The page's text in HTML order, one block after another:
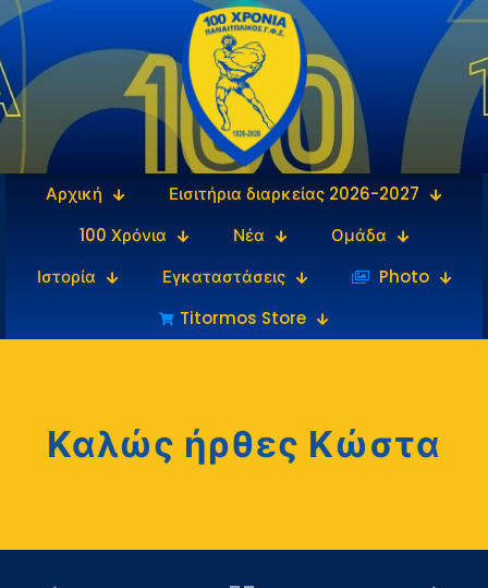
Αρχική
Εισιτήρια διαρκείας 2026-2027
100 Χρόνια
Νέα
Ομάδα
Ιστορία
Εγκαταστάσεις
‎‏‏‎ ‎Photo
Titormos Store
Καλώς ήρθες Κώστα